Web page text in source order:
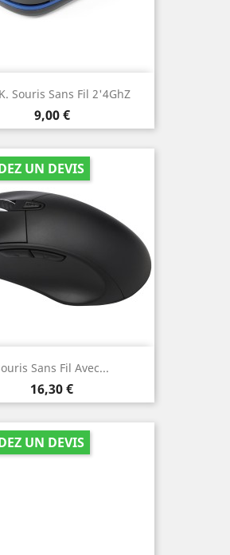
Souris Sans Fil 2'4GhZ
Prix
9,00 €
Sans Fil Avec...
Prix
16,30 €
UN DEVIS
UN DEVIS